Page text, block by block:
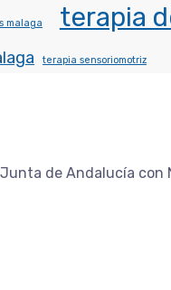
malaga terapia
terapia sensoriomotriz
de Andalucía con